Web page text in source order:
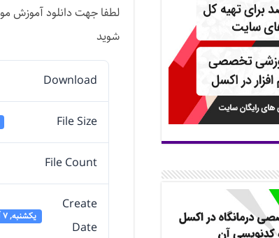
لطفا جهت دانلود آموزش
شوید
Download
File Size
File Count
Create
Date
یکشنبه, ۷ آبان ۱۳۹۶